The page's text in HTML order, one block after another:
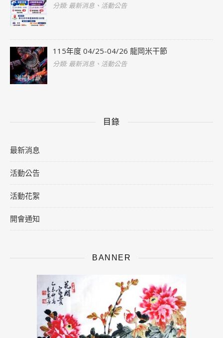
分類: 最新消息、活動公告
115年度 04/25-04/26 龍岡米干節
分類: 最新消息、活動公告
目錄
最新消息
活動公告
活動花絮
開會通知
BANNER